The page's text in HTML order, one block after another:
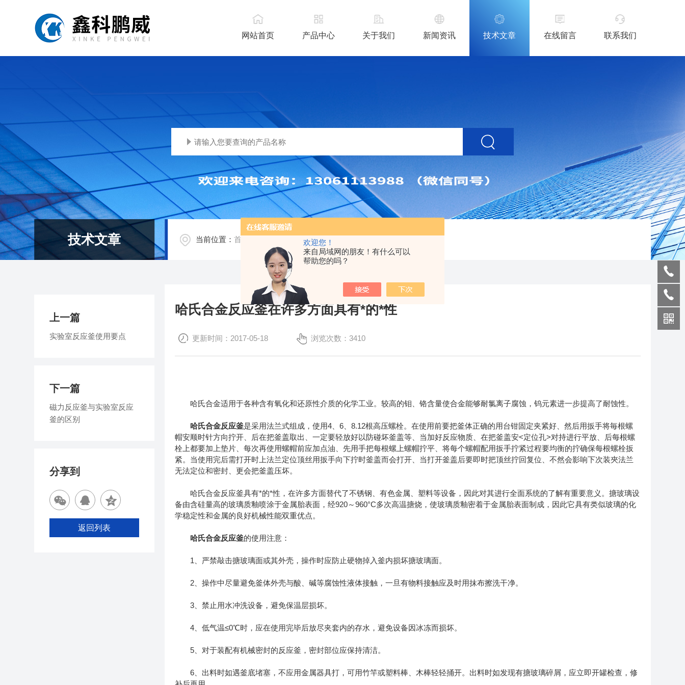
欢迎您！
来自局域网的朋友！有什么可以
帮助您的吗？
网站首页 产品中心 关于我们 新闻资讯 技术文章 在线留言 联系我们
技术文章 当前位置：首页 / 哈氏合金反应釜在许多方面具有*的*性
哈氏合金反应釜在许多方面具有*的*性
更新时间：2017-05-18 浏览次数：3410
哈氏合金适用于各种含有氧化和还原性介质的化学工业。较高的钼、铬含量使合金能够耐氯离子腐蚀，钨元素进一步提高了耐蚀性。
哈氏合金反应釜是采用法兰式组成，使用4、6、8.12根高压螺栓。在使用前要把釜体正确的用台钳固定夹紧好、然后用扳手将毎根螺
帽安顺时针方向拧开、后在把釜盖取出、一定要轻放好以防碰坏釜盖等、当加好反应物质、在把釜盖安<定位孔>对持进行平放、后每根螺
栓上都要加上垫片、每次再使用螺帽前应加点油、先用手把每根螺上螺帽拧平、将每个螺帽配用扳手拧紧过程要均衡的拧确保每根螺栓扳
紧。当使用完后需打开时上法兰定位顶丝用扳手向下拧时釜盖而会打开、当打开釜盖后要即时把顶丝拧回复位、不然会影响下次装夾法兰
无法定位和密封、更会把釜盖压坏。
哈氏合金反应釜具有*的*性，在许多方面替代了不锈钢、有色金属、塑料等设备，因此对其进行全面系统的了解有重要意义。搪玻璃设
备由含硅量高的玻璃质釉喷涂于金属胎表面，经920～960°C多次高温搪烧，使玻璃质釉密着于金属胎表面制成，因此它具有类似玻璃的化
学稳定性和金属的良好机械性能双重优点。
哈氏合金反应釜的使用注意：
1、严禁敲击搪玻璃面或其外壳，操作时应防止硬物掉入釜内损坏搪玻璃面。
2、操作中尽量避免釜体外壳与酸、碱等腐蚀性液体接触，一旦有物料接触应及时用抹布擦洗干净。
3、禁止用水冲洗设备，避免保温层损坏。
4、低气温≤0℃时，应在使用完毕后放尽夹套内的存水，避免设备因冰冻而损坏。
5、对于装配有机械密封的反应釜，密封部位应保持清洁。
6、出料时如遇釜底堵塞，不应用金属器具打，可用竹竿或塑料棒、木棒轻轻捅开。出料时如发现有搪玻璃碎屑，应立即开罐检查，修
上一篇
实验室反应釜使用要点
下一篇
磁力反应釜与实验室反应
釜的区别
分享到
返回列表